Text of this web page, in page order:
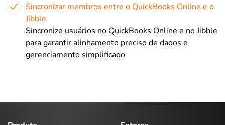
Sincronizar membros entre o QuickBooks Online e o
Jibble
Sincronize usuários no QuickBooks Online e no Jibble
para garantir alinhamento preciso de dados e
gerenciamento simplificado